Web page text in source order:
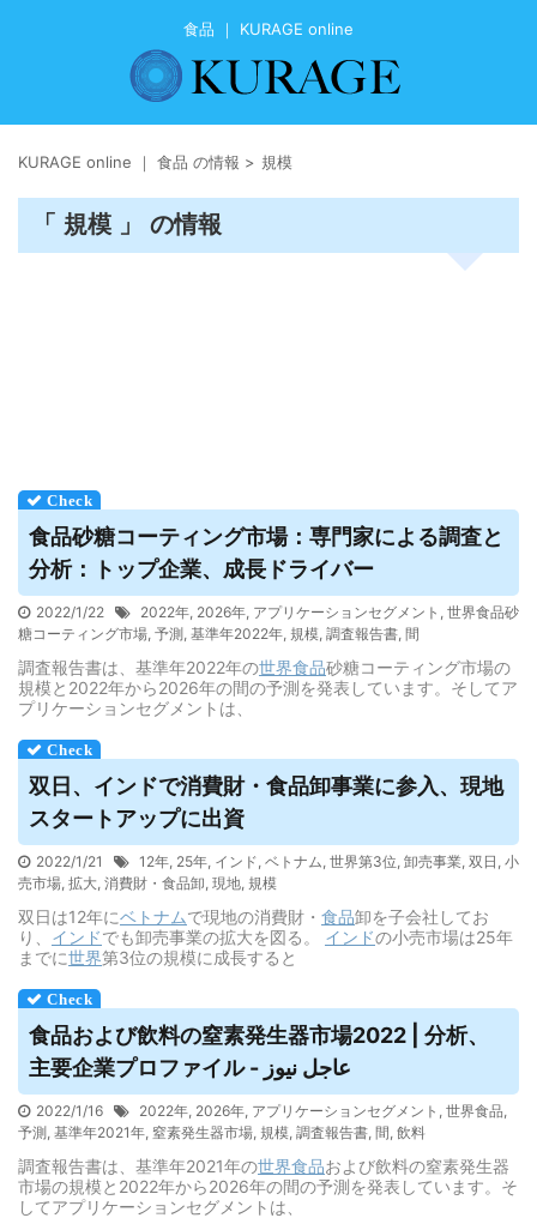
食品 ｜ KURAGE online
KURAGE online ｜ 食品 の情報 > 規模
「 規模 」 の情報
食品砂糖コーティング市場：専門家による調査と
分析：トップ企業、成長ドライバー
2022/1/22 2022年, 2026年, アプリケーションセグメント , 世界食品砂
糖コーティング市場, 予測 , 基準年2022年, 規模, 調査報告書, 間
調査報告書は、基準年2022年の世界食品砂糖コーティング市場の
規模と2022年から2026年の間の予測を発表しています。そしてア
プリケーションセグメントは、
双日、インドで消費財・ 食品卸事業に参入、現地
スタートアップに出資
2022/1/21 12年, 25年, インド, ベトナム, 世界第3位, 卸売事業, 双日 , 小
売市場, 拡大, 消費財・食品卸, 現地, 規模
双日は12年にベトナムで現地の消費財・ 食品卸を子会社してお
り、 インドでも卸売事業の拡大を図る。 インドの小売市場は25年
までに世界第3位の規模に成長すると
食品および飲料の窒素発生器市場2022 | 分析、
主要企業プロファイル - عاجل نيوز
2022/1/16 2022年, 2026年, アプリケーションセグメント , 世界食品,
予測 , 基準年2021年, 窒素発生器市場, 規模, 調査報告書, 間, 飲料
調査報告書は、基準年2021年の世界食品および飲料の窒素発生器
市場の規模と2022年から2026年の間の予測を発表しています。そ
してアプリケーションセグメントは、